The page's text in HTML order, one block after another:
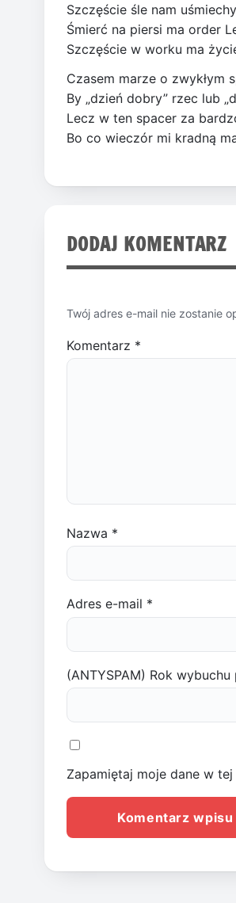
Szczęście śle nam
Śmierć na piersi ma order
Szczęście w worku ma
Czasem marze o zwykłym
By „dzień dobry” rzec lub
Lecz w ten spacer za
Bo co wieczór mi kradną
DODAJ KOMENTARZ
Twój adres e-mail nie zostanie
Komentarz *
Nazwa *
Adres e-mail *
(ANTYSPAM) Rok
Zapamiętaj moje dane w